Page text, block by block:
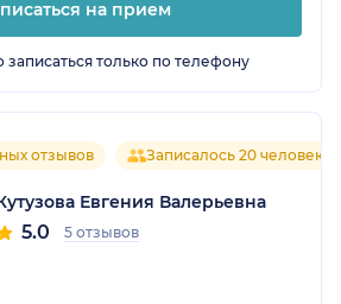
на прием
только по телефону
отзывов Записалось 20 человек
Евгения Валерьевна
5.0 5 отзывов